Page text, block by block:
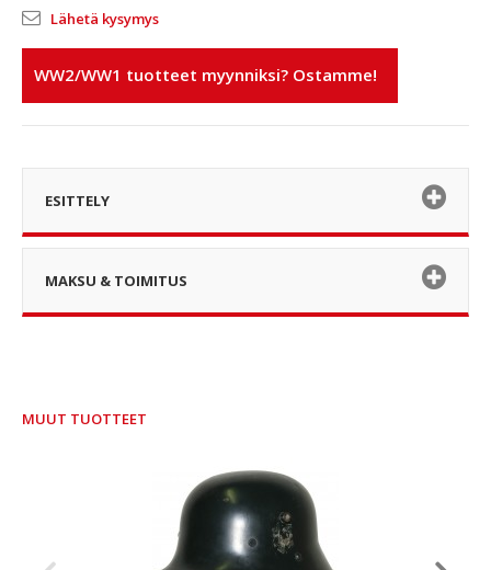
Lähetä kysymys
WW2/WW1 tuotteet myynniksi? Ostamme!
ESITTELY
MAKSU & TOIMITUS
MUUT TUOTTEET